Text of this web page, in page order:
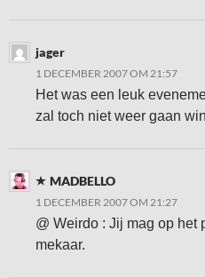
jager
1 DECEMBER 2007 OM 21:57
Het was een leuk
zal toch niet weer gaan
MADBELLO
1 DECEMBER 2007 OM 21:27
@ Weirdo : Jij mag op het
mekaar.